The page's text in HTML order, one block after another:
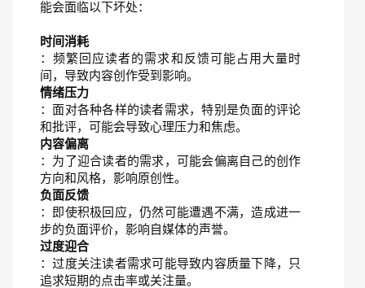
能会面临以下坏处：
时间消耗
：频繁回应读者的需求和反馈可能占用大量时
间，导致内容创作受到影响。
情绪压力
：面对各种各样的读者需求，特别是负面的评论
和批评，可能会导致心理压力和焦虑。
内容偏离
：为了迎合读者的需求，可能会偏离自己的创作
方向和风格，影响原创性。
负面反馈
：即使积极回应，仍然可能遭遇不满，造成进一
步的负面评价，影响自媒体的声誉。
过度迎合
：过度关注读者需求可能导致内容质量下降，只
追求短期的点击率或关注量。